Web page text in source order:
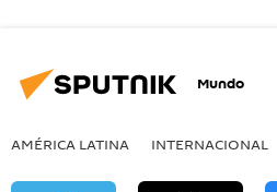
Mundo
AMÉRICA LATINA INTERNACIONAL